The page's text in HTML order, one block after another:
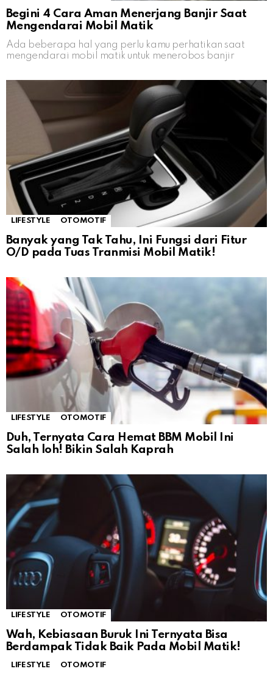
Begini 4 Cara Aman Menerjang Banjir Saat
Mengendarai Mobil Matik
Ada beberapa hal yang perlu kamu perhatikan saat
mengendarai mobil matik untuk menerobos banjir
LIFESTYLE OTOMOTIF
Banyak yang Tak Tahu, Ini Fungsi dari Fitur
O/D pada Tuas Tranmisi Mobil Matik!
LIFESTYLE OTOMOTIF
Duh, Ternyata Cara Hemat BBM Mobil Ini
Salah loh! Bikin Salah Kaprah
LIFESTYLE OTOMOTIF
Wah, Kebiasaan Buruk Ini Ternyata Bisa
Berdampak Tidak Baik Pada Mobil Matik!
LIFESTYLE OTOMOTIF